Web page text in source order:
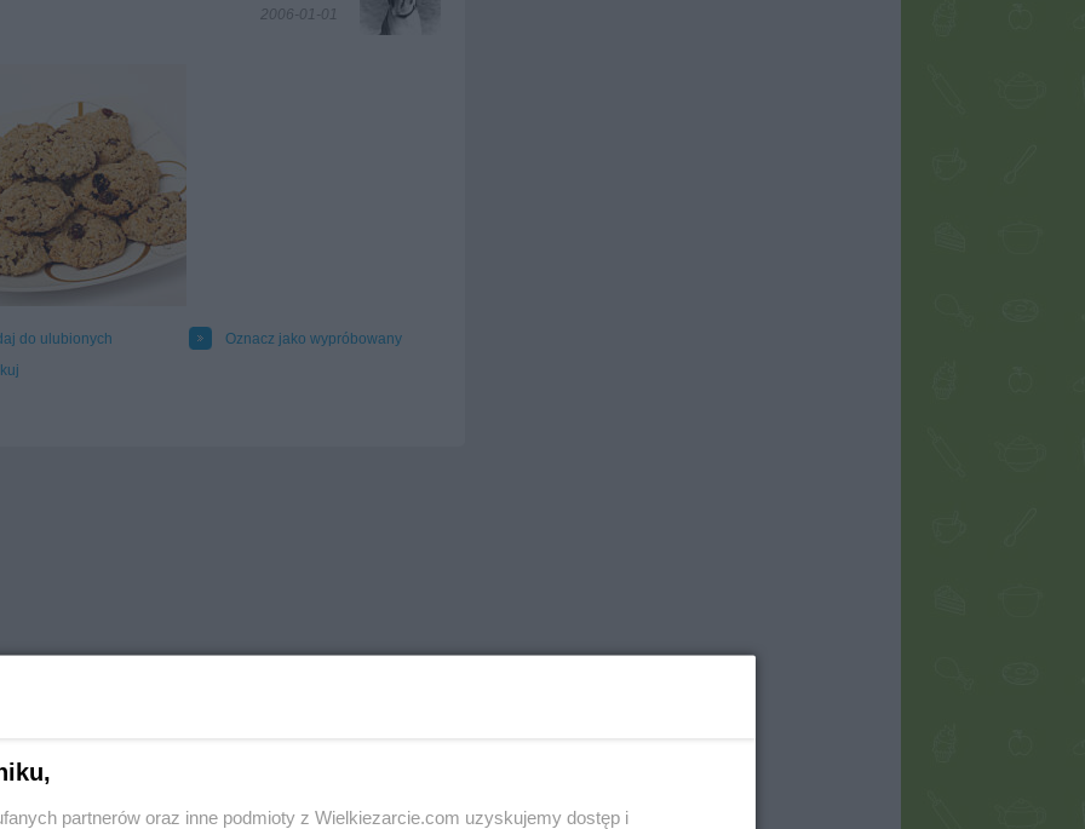
2006-01-01
do ulubionych
Oznacz jako wypróbowany
partnerów oraz inne podmioty z Wielkiezarcie.com uzyskujemy dostęp i